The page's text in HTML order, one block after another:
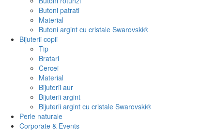
Butoni patrati
Material
Butoni argint cu cristale Swarovski®
Bijuterii copii
Tip
Bratari
Cercei
Material
Bijuterii aur
Bijuterii argint
Bijuterii argint cu cristale Swarovski®
Perle naturale
Corporate & Events